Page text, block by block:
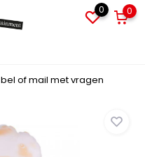
0 0
bel of mail met vragen